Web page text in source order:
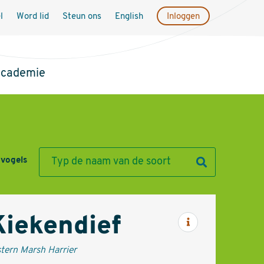
Word lid Steun ons English Inloggen
Marsh Harrier
Informatie